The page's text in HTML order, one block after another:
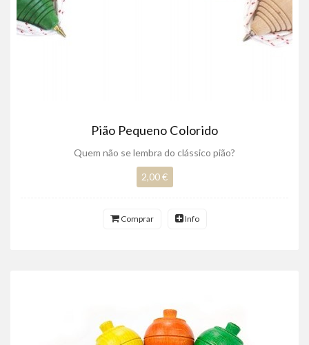
Pião Pequeno Colorido
Quem não se lembra do clássico pião?
2,00 €
Comprar Info